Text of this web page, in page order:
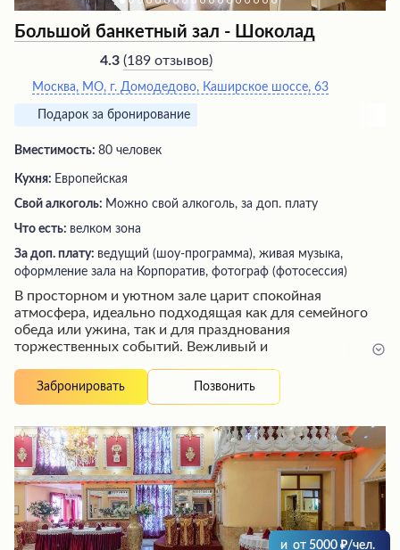
Большой банкетный зал - Шоколад
4.3 (189 отзывов)
Москва, МО, г. Домодедово, Каширское шоссе, 63
Подарок за бронирование
Вместимость: 80 человек
Кухня: Европейская
Свой алкоголь: Можно свой алкоголь, за доп. плату
Что есть: велком зона
За доп. плату: ведущий (шоу-программа), живая музыка,
оформление зала на Корпоратив, фотограф (фотосессия)
В просторном и уютном зале царит спокойная
атмосфера, идеально подходящая как для семейного
обеда или ужина, так и для празднования
торжественных событий. Вежливый и
обслуживает посетителей, а опытные повара готовят
вкусные блюда. Чистота и порядок поддерживаются
производственных помещениях. Летом здесь работает
уютная веранда, где можно насладиться приятной
атмосферой.
Забронировать Позвонить
и от 5000 /чел.